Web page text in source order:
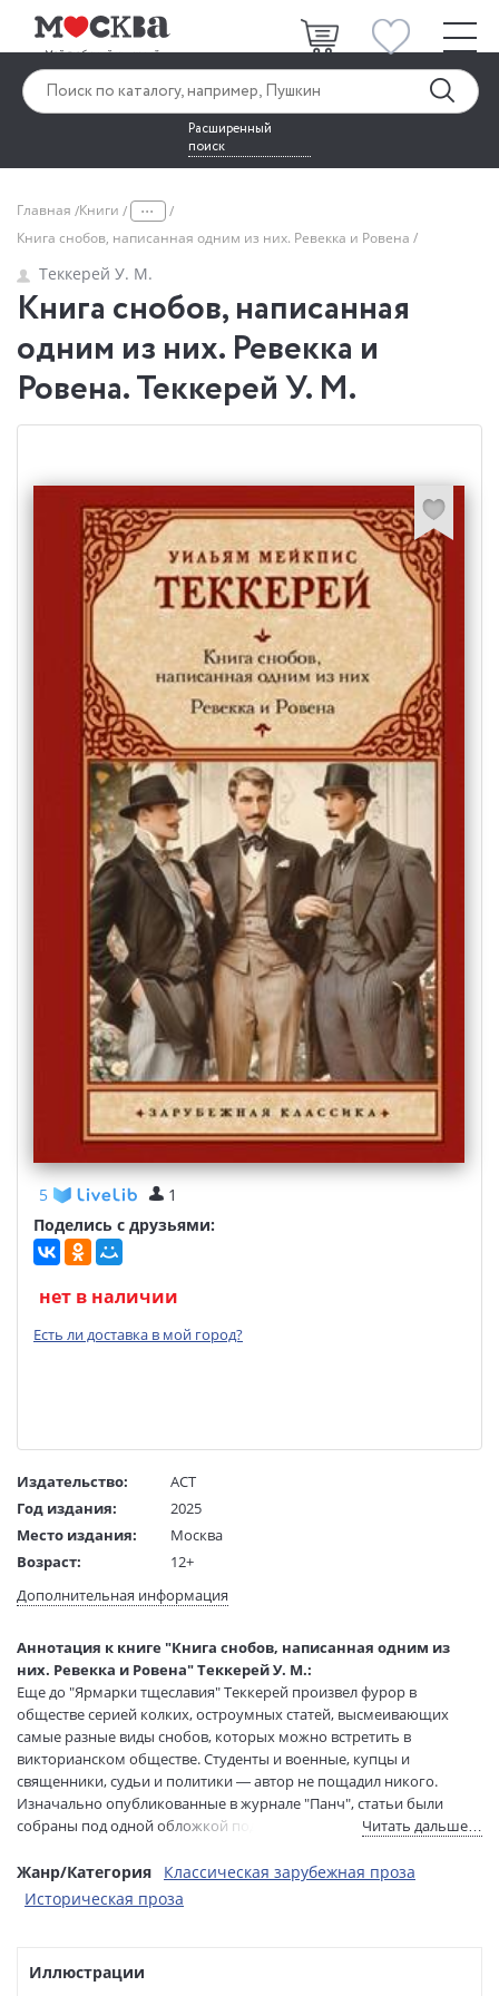
Расширенный
поиск
Главная Книги ...
Книга снобов, написанная одним из них. Ревекка и Ровена
Теккерей У. М.
Книга снобов, написанная
одним из них. Ревекка и
Ровена. Теккерей У. М.
5
1
Поделись с друзьями:
нет в наличии
Есть ли доставка в мой город?
Издательство:
АСТ
Год издания:
2025
Место издания:
Москва
Возраст:
12+
Язык текста:
русский
Редактор/
составитель:
Андреева Л.
Тип обложки:
Твердый переплет
Формат:
84х108 1/32
Размеры в мм
(ДхШхВ):
206x135x26
Вес:
280 гр.
Страниц:
352
Тираж:
Код товара:
1223594
Артикул:
ASE000000000884532
Дополнительная информация
Аннотация к книге "Книга снобов, написанная одним из
них. Ревекка и Ровена" Теккерей У. М.:
Еще до "Ярмарки тщеславия" Теккерей произвел фурор в
обществе серией колких, остроумных статей, высмеивающих
самые разные виды снобов, которых можно встретить в
викторианском обществе. Студенты и военные, купцы и
священники, судьи и политики — автор не пощадил никого.
Изначально опубликованные в журнале "Панч", статьи были
собраны под одной обложкой под названием "Книга снобов,
В иронической повести "Ревекка и Ровена" Теккерей
предположил, как могла бы сложиться дальнейшая судьба героев
Читать дальше…
Жанр/Категория
Классическая зарубежная проза
Историческая проза
Иллюстрации